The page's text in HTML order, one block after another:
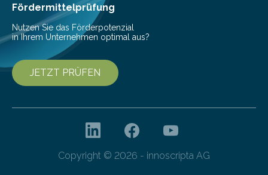
Fördermittelprüfung
Nutzen Sie das Förderpotenzial
in Ihrem Unternehmen optimal aus?
JETZT PRÜFEN
Copyright © 2026 - innoscripta AG